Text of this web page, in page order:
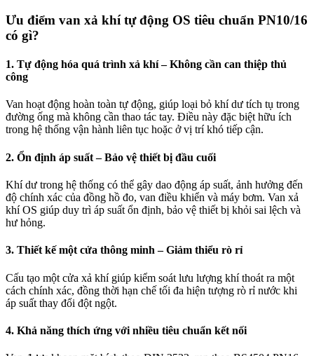
Ưu điểm van xả khí tự động OS tiêu chuẩn PN10/16
có gì?
1. Tự động hóa quá trình xả khí – Không cần can thiệp thủ
công
Van hoạt động hoàn toàn tự động, giúp loại bỏ khí dư tích tụ trong
đường ống mà không cần thao tác tay. Điều này đặc biệt hữu ích
trong hệ thống vận hành liên tục hoặc ở vị trí khó tiếp cận.
2. Ổn định áp suất – Bảo vệ thiết bị đầu cuối
Khí dư trong hệ thống có thể gây dao động áp suất, ảnh hưởng đến
độ chính xác của đồng hồ đo, van điều khiển và máy bơm. Van xả
khí OS giúp duy trì áp suất ổn định, bảo vệ thiết bị khỏi sai lệch và
hư hỏng.
3. Thiết kế một cửa thông minh – Giảm thiểu rò rỉ
Cấu tạo một cửa xả khí giúp kiểm soát lưu lượng khí thoát ra một
cách chính xác, đồng thời hạn chế tối đa hiện tượng rò rỉ nước khi
áp suất thay đổi đột ngột.
4. Khả năng thích ứng với nhiều tiêu chuẩn kết nối